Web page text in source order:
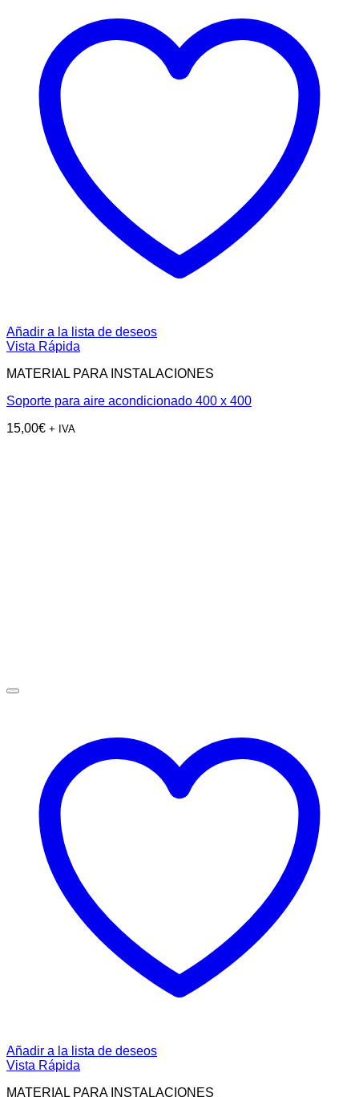
Añadir a la lista de deseos
Vista Rápida
MATERIAL PARA INSTALACIONES
Soporte para aire acondicionado 400 x 400
15,00€ + IVA
Añadir a la lista de deseos
Vista Rápida
MATERIAL PARA INSTALACIONES